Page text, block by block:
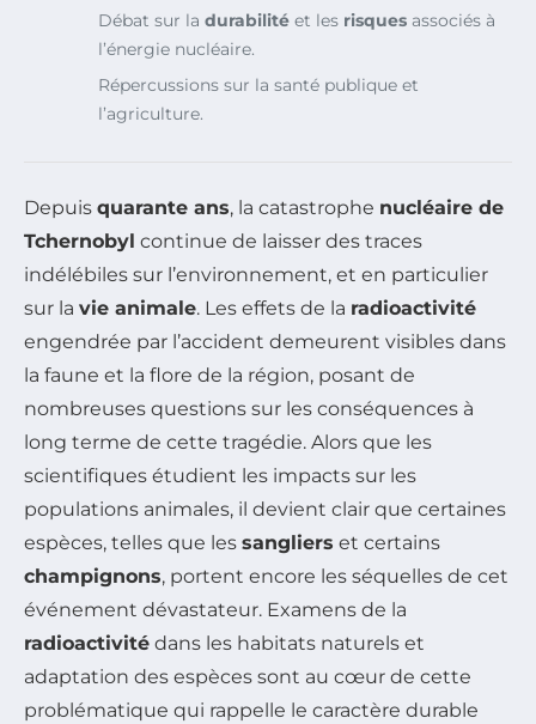
Débat sur la durabilité et les risques associés à
l’énergie nucléaire.
Répercussions sur la santé publique et
l’agriculture.
Depuis quarante ans, la catastrophe nucléaire de
Tchernobyl continue de laisser des traces
indélébiles sur l’environnement, et en particulier
sur la vie animale. Les effets de la radioactivité
engendrée par l’accident demeurent visibles dans
la faune et la flore de la région, posant de
nombreuses questions sur les conséquences à
long terme de cette tragédie. Alors que les
scientifiques étudient les impacts sur les
populations animales, il devient clair que certaines
espèces, telles que les sangliers et certains
champignons, portent encore les séquelles de cet
événement dévastateur. Examens de la
radioactivité dans les habitats naturels et
adaptation des espèces sont au cœur de cette
problématique qui rappelle le caractère durable